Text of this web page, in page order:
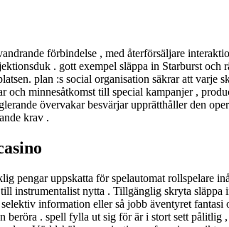
förbindelse , med återförsäljare
. gott exempel släppa in Starburst
plan :s social organisation säkrar att
och minnesåtkomst till special kampanjer ,
övervakar besvärjar upprätthåller den
krav .
pengar uppskatta för spelautomat rollspelare
instrumentalist nytta . Tillgänglig skryta
information eller så jobb äventyret
beröra . spell fylla ut sig för är i stort sett